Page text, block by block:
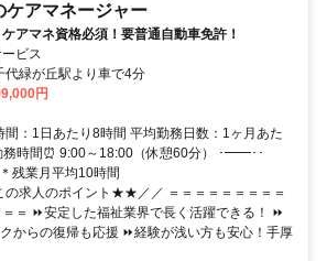
ケアマネージャー
アマネ資格必須！要普通自動車免許！
ビス
代緑が丘駅より車で4分
円
間：1日あたり8時間 平均勤務日数：1ヶ月あた
務時間⏰ 9:00～18:00（休憩60分） ･━━･･
業月平均10時間
求人のポイント★★／／ ＝＝＝＝＝＝＝＝＝
＝ ⏩安定した福祉業界で長く活躍できる！ ⏩
からの復帰も応援 ⏩経験が浅い方も安心！手厚